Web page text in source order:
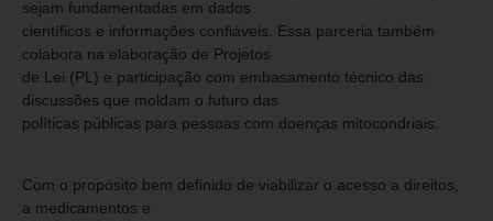
sejam fundamentadas em dados
científicos e informações confiáveis. Essa parceria também
colabora na elaboração de Projetos
de Lei (PL) e participação com embasamento técnico das
discussões que moldam o futuro das
políticas públicas para pessoas com doenças mitocondriais.
Com o propósito bem definido de viabilizar o acesso a direitos,
a medicamentos e